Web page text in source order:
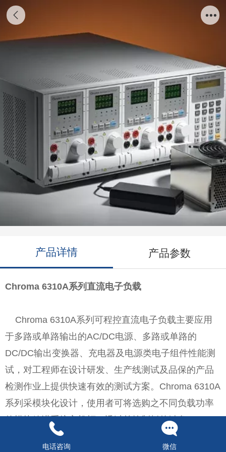
6310A系列 直流电子负载
产品详情 产品参数
Chroma 6310A系列直流电子负载
Chroma 6310A系列可程控直流电子负载主要应用
于多路或单路输出的AC/DC电源、多路或单路的
DC/DC输出变换器、充电器及电源类电子组件性能测
试，对工程师在设计研发、生产线测试及品保的产品
检测作业上提供快速有效的测试方案。Chroma 6310A
系列采模块化设计，使用者可将选购之不同负载功率
的模块放进系统主机框，透过前控制板的键盘、RS-
232、USB与GPIB标准接口来控制。
电话咨询 微信